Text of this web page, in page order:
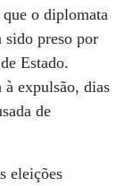
o diplomata
sido preso por
Estado.
à expulsão, dias
de
eleições